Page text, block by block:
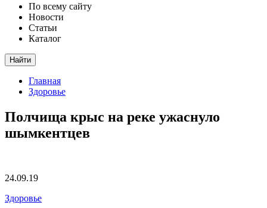
По всему сайту
Новости
Статьи
Каталог
Найти
Главная
Здоровье
Полчища крыс на реке ужаснуло
шымкентцев
24.09.19
Здоровье